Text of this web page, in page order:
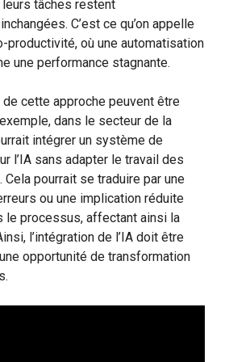
tâches restent
C’est ce qu’on appelle
productivité, où une automatisation
une performance stagnante.
cette approche peuvent être
dans le secteur de la
intégrer un système de
l’IA sans adapter le travail des
pourrait se traduire par une
ou une implication réduite
le processus, affectant ainsi la
l’intégration de l’IA doit être
opportunité de transformation